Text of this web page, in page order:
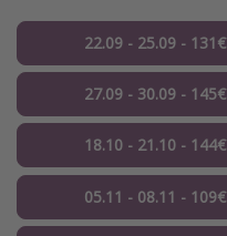
22.09 - 25.09 - 131€
27.09 - 30.09 - 145€
18.10 - 21.10 - 144€
05.11 - 08.11 - 109€